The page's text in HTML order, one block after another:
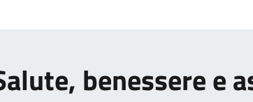
benessere e